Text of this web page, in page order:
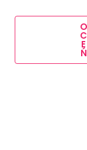
O
C
E
Ń